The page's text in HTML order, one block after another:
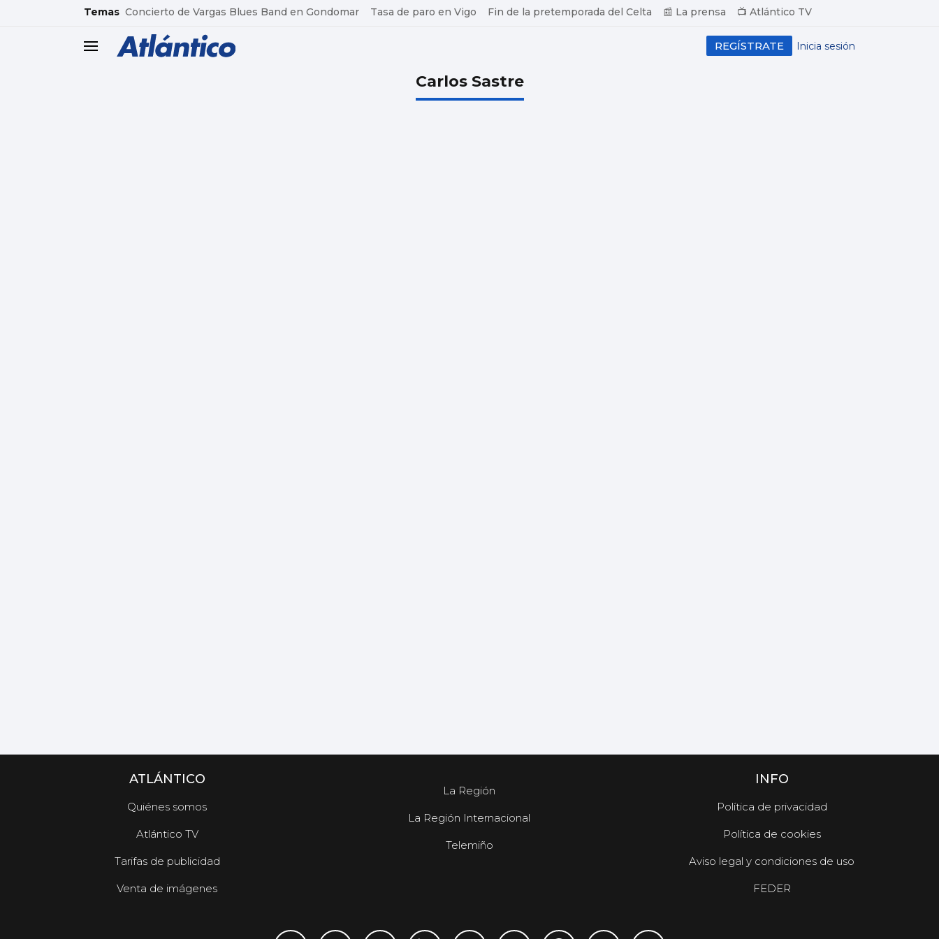
common.go-to-content
Temas Concierto de Vargas Blues Band en Gondomar Tasa de paro en Vigo Fin de la pretemporada del Celta 📰 La prensa 📺 Atlántico TV
header.menu.open Inicia sesión
REGÍSTRATE
Carlos Sastre
ATLÁNTICO
Quiénes somos
Atlántico TV
Tarifas de publicidad
Venta de imágenes
La Región
La Región Internacional
Telemiño
INFO
Política de privacidad
Política de cookies
Aviso legal y condiciones de uso
FEDER